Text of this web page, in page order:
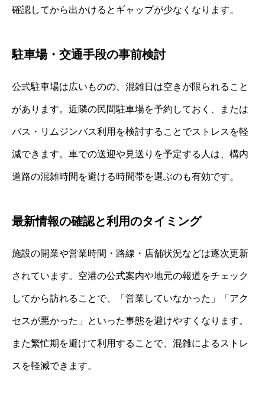
確認してから出かけるとギャップが少なくなります。
駐車場・交通手段の事前検討
公式駐車場は広いものの、混雑日は空きが限られること
があります。近隣の民間駐車場を予約しておく、または
バス・リムジンバス利用を検討することでストレスを軽
減できます。車での送迎や見送りを予定する人は、構内
道路の混雑時間を避ける時間帯を選ぶのも有効です。
最新情報の確認と利用のタイミング
施設の開業や営業時間・路線・店舗状況などは逐次更新
されています。空港の公式案内や地元の報道をチェック
してから訪れることで、「営業していなかった」「アク
セスが悪かった」といった事態を避けやすくなります。
また繁忙期を避けて利用することで、混雑によるストレ
スを軽減できます。